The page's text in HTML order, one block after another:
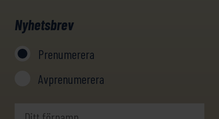
Nyhetsbrev
Prenumerera
Avprenumerera